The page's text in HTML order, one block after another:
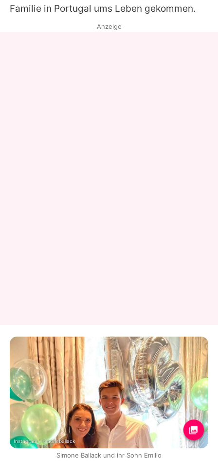
Utiq verwalten
Familie in Portugal ums Leben gekommen.
Anzeige
Instagram / simoneballack
Simone Ballack und ihr Sohn Emilio